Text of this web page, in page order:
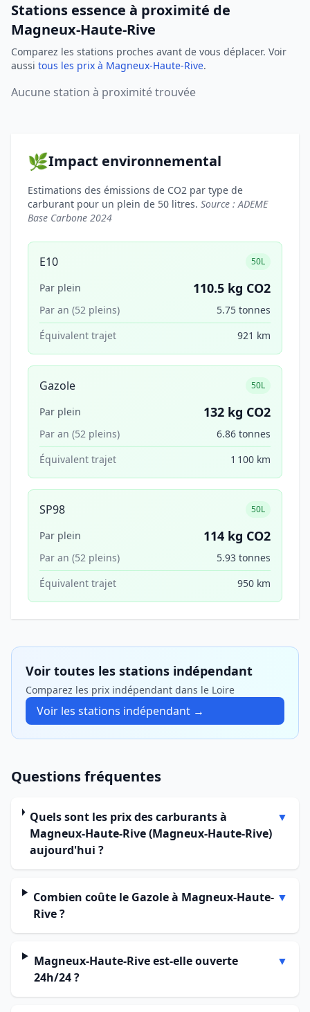
Stations essence à proximité de
Magneux-Haute-Rive
Comparez les stations proches avant de vous déplacer. Voir
aussi tous les prix à Magneux-Haute-Rive.
Aucune station à proximité trouvée
🌿Impact environnemental
Estimations des émissions de CO2 par type de
carburant pour un plein de 50 litres. Source : ADEME
Base Carbone 2024
E10 50L
Par plein 110.5 kg CO2
Par an (52 pleins)
5.75 tonnes
Équivalent trajet
921 km
Gazole 50L
Par plein 132 kg CO2
Par an (52 pleins)
6.86 tonnes
Équivalent trajet
1 100 km
SP98 50L
Par plein 114 kg CO2
Par an (52 pleins)
5.93 tonnes
Équivalent trajet
950 km
Voir toutes les stations indépendant
Comparez les prix indépendant dans le Loire
Voir les stations indépendant →
Questions fréquentes
Quels sont les prix des carburants à
Magneux-Haute-Rive (Magneux-Haute-Rive)
aujourd'hui ?
▼
Combien coûte le Gazole à Magneux-Haute-
Rive ?
▼
Magneux-Haute-Rive est-elle ouverte
24h/24 ?
▼